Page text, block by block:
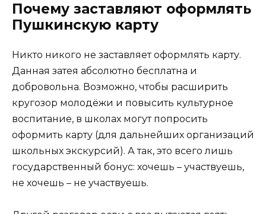
Почему заставляют оформлять
Пушкинскую карту
Никто никого не заставляет оформлять карту.
Данная затея абсолютно бесплатна и
добровольна. Возможно, чтобы расширить
кругозор молодёжи и повысить культурное
воспитание, в школах могут попросить
оформить карту (для дальнейших организаций
школьных экскурсий). А так, это всего лишь
государственный бонус: хочешь – участвуешь,
не хочешь – не участвуешь.